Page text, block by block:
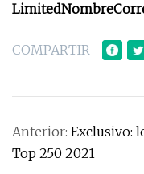
LimitedNombre
COMPARTIR
Anterior: Exclusivo:
Top 250 2021